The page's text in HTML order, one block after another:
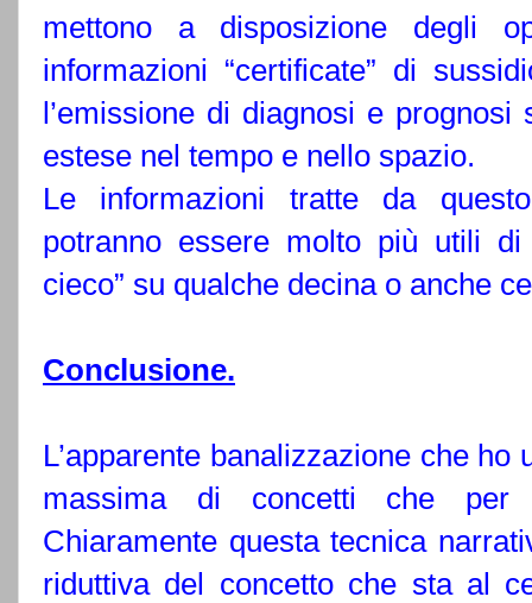
mettono a disposizione degli
informazioni “certificate” di
l’emissione di diagnosi e
estese nel tempo e nello spazio.
Le informazioni tratte da
potranno essere molto più utili di
cieco” su qualche decina o anche
Conclusione.
L’apparente banalizzazione che
massima di concetti che per
Chiaramente questa tecnica
riduttiva del concetto che sta al